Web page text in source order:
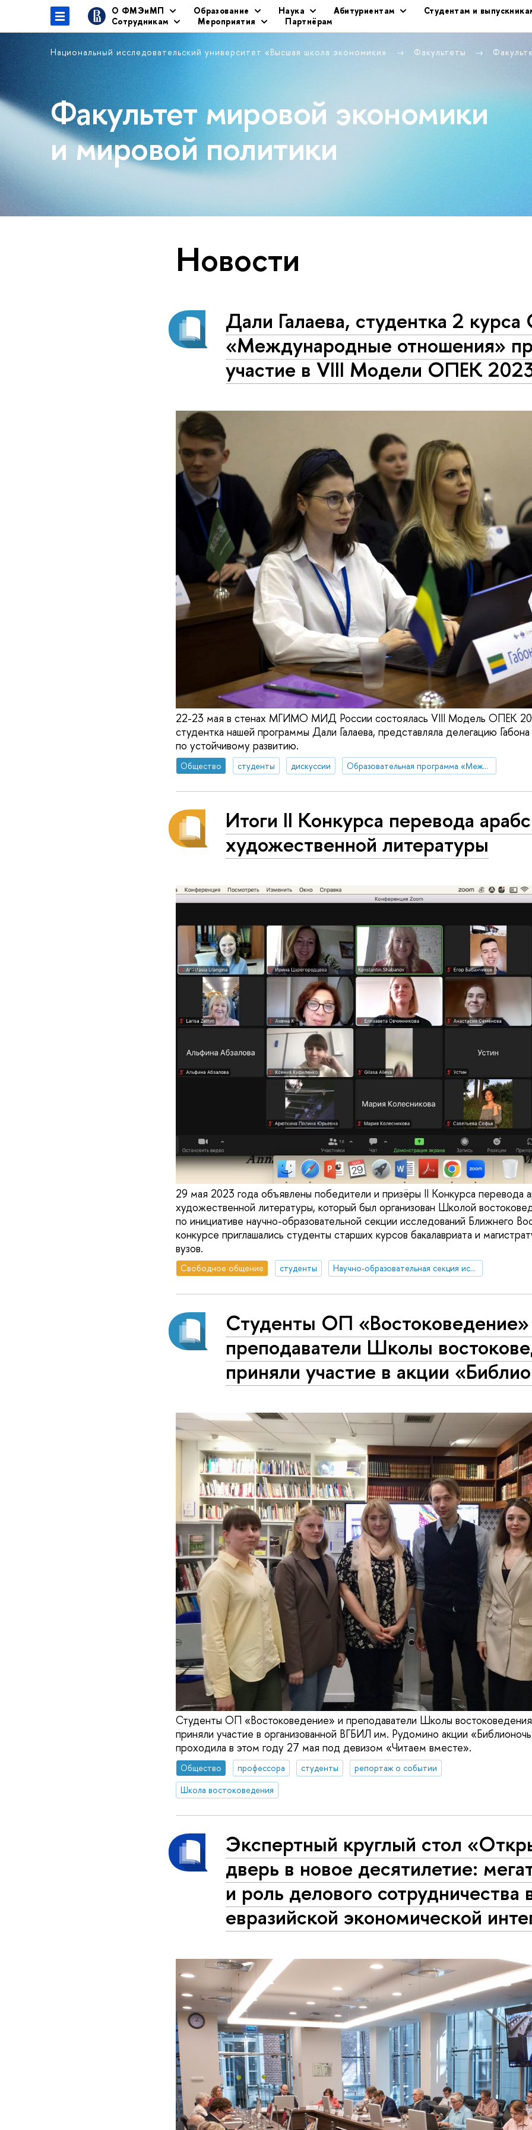
О ФМЭиМП Образование Наука Абитуриентам
Студентам и
Сотрудникам
Мероприятия Партнёрам
Национальный исследовательский университет «Высшая школа экономики» Факультеты
Факультет мировой экономики
и мировой политики
Новости
Дали Галаева, студентка 2
«Международные отношения»
участие в VIII Модели ОПЕК
22-23 мая в стенах МГИМО МИД России состоялась VIII Модель ОПЕК
студентка нашей программы Дали Галаева, представляла делегацию
по устойчивому развитию.
Общество студенты дискуссии Образовательная программа «Международные отношения»
Итоги II Конкурса перевода
художественной литературы
29 мая 2023 года объявлены победители и призёры II Конкурса перевода
художественной литературы, который был организован Школой
по инициативе научно-образовательной секции исследований Ближнего
конкурсе приглашались студенты старших курсов бакалавриата и
вузов.
Свободное общение студенты Научно-образовательная секция исследований Ближнего Востока и Северной Африки
Студенты ОП
преподаватели Школы
приняли участие в акции
Студенты ОП «Востоковедение» и преподаватели Школы
приняли участие в организованной ВГБИЛ им. Рудомино акции
проходила в этом году 27 мая под девизом «Читаем вместе».
Общество профессора студенты
репортаж о событии
Школа востоковедения
Экспертный круглый стол
дверь в новое десятилетие:
и роль делового сотрудничества
евразийской экономической